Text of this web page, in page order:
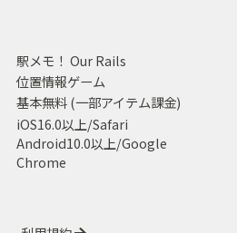
駅メモ！ Our Rails
位置情報ゲーム
基本無料 (一部アイテム課金)
iOS16.0以上/Safari
Android10.0以上/Google
Chrome